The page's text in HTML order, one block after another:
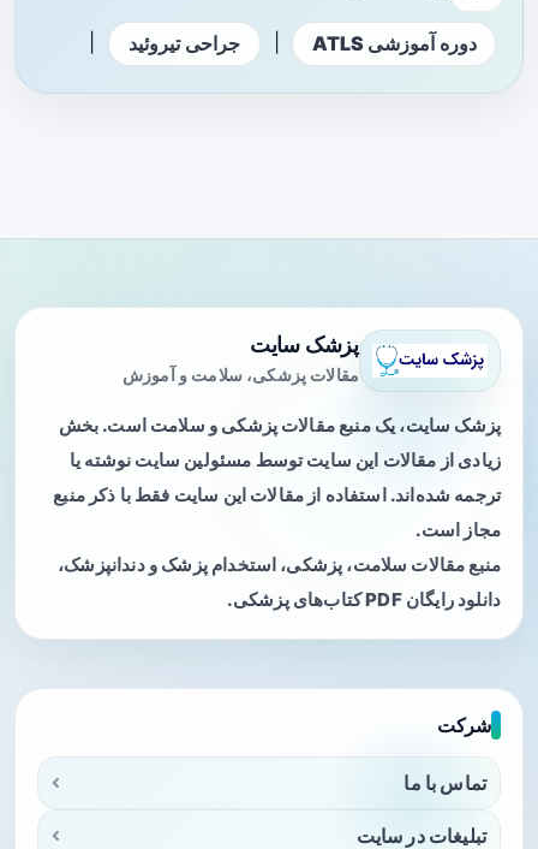
دوره آموزشی ATLS جراحی تیروئید
پزشک سایت
مقالات پزشکی، سلامت و آموزش
پزشک سایت، یک منبع مقالات پزشکی و سلامت است. بخش
زیادی از مقالات این سایت توسط مسئولین سایت نوشته یا
ترجمه شده‌اند. استفاده از مقالات این سایت فقط با ذکر منبع
مجاز است.
منبع مقالات سلامت، پزشکی، استخدام پزشک و دندانپزشک،
دانلود رایگان PDF کتاب‌های پزشکی.
شرکت
تماس با ما
تبلیغات در سایت